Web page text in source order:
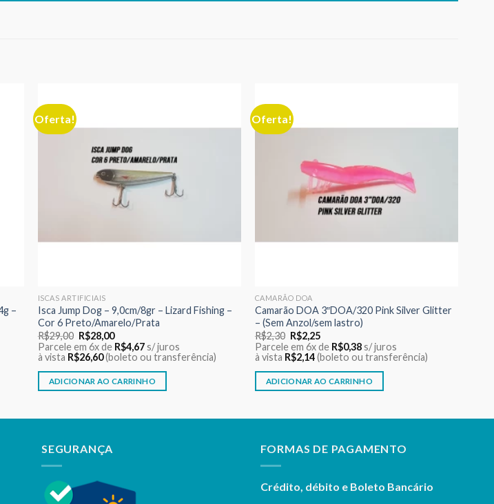
–
Oferta!
aos meus
ISCAS ARTIFICIAIS
Isca Jump Dog – 9,0cm/8gr – Lizard Fishing –
Cor 6 Preto/Amarelo/Prata
R$29,00 O
preço
original
era:
R$29,00.
R$28,00O
preço
atual
é:
R$28,00.
Parcele em 6x de R$4,67s/ juros
à vista R$26,60(boleto ou transferência)
ADICIONAR AO CARRINHO
Oferta!
aos meus
CAMARÃO DOA
Camarão DOA 3″DOA/320 Pink Silver Glitter
– (Sem Anzol/sem lastro)
R$2,30 O
preço
original
era:
R$2,30.
R$2,25O
preço
atual
é:
R$2,25.
Parcele em 6x de R$0,38s/ juros
à vista R$2,14(boleto ou transferência)
ADICIONAR AO CARRINHO
SEGURANÇA FORMAS DE PAGAMENTO
Crédito, débito e Boleto Bancário